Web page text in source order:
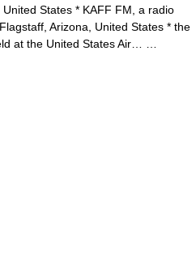
States * KAFF FM, a radio
Arizona, United States * the
at the United States Air… …